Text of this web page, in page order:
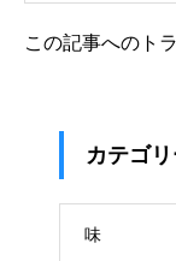
この記事へのト
カテゴ
味